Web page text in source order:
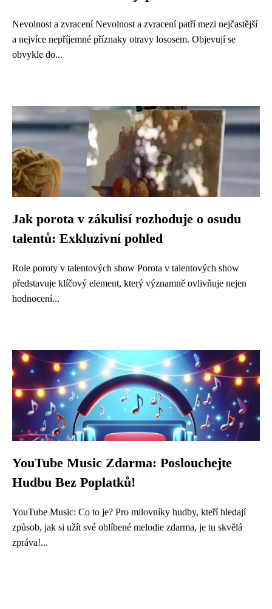
Nevolnost a zvracení Nevolnost a zvracení patří mezi nejčastější
a nejvíce nepříjemné příznaky otravy lososem. Objevují se
obvykle do...
Jak porota v zákulisí rozhoduje o osudu
talentů: Exkluzivní pohled
Role poroty v talentových show Porota v talentových show
představuje klíčový element, který významně ovlivňuje nejen
hodnocení...
YouTube Music Zdarma: Poslouchejte
Hudbu Bez Poplatků!
YouTube Music: Co to je? Pro milovníky hudby, kteří hledají
způsob, jak si užít své oblíbené melodie zdarma, je tu skvělá
zpráva!...